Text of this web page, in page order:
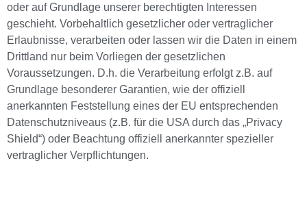
oder auf Grundlage unserer berechtigten Interessen
geschieht. Vorbehaltlich gesetzlicher oder vertraglicher
Erlaubnisse, verarbeiten oder lassen wir die Daten in einem
Drittland nur beim Vorliegen der gesetzlichen
Voraussetzungen. D.h. die Verarbeitung erfolgt z.B. auf
Grundlage besonderer Garantien, wie der offiziell
anerkannten Feststellung eines der EU entsprechenden
Datenschutzniveaus (z.B. für die USA durch das „Privacy
Shield“) oder Beachtung offiziell anerkannter spezieller
vertraglicher Verpflichtungen.